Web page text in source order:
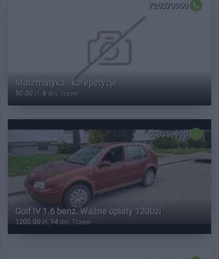
725070960
Matematyka - korepetycje
50.00 zł, 6 dni, Tczew
503359900
Golf IV 1.6 benz. Ważne oplaty 1200zl
1200.00 zł, 14 dni, Tczew